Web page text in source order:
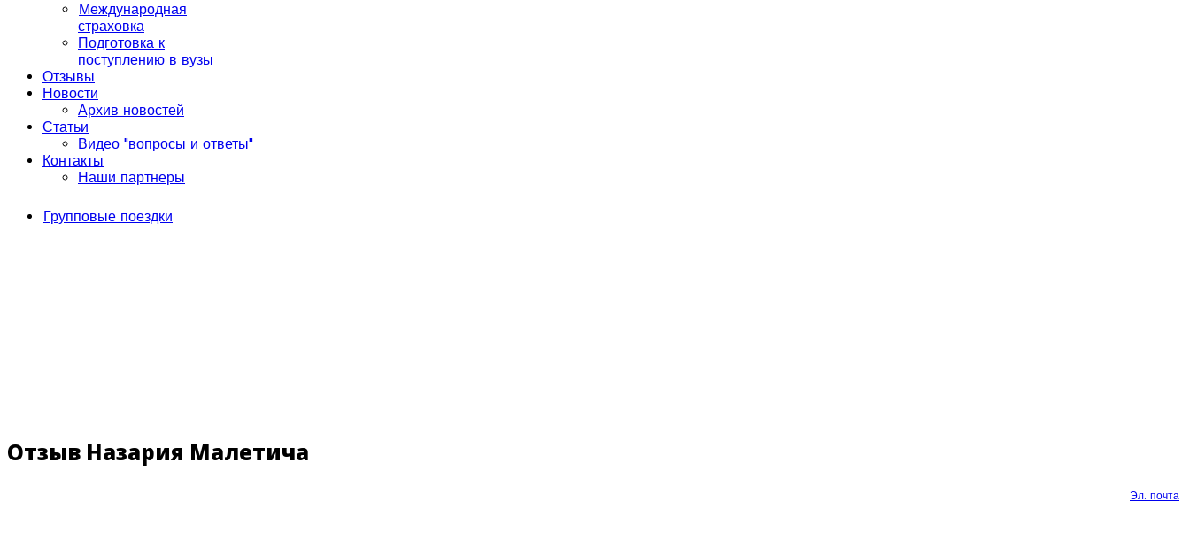
Международная
страховка
Подготовка к
поступлению в вузы
Отзывы
Новости
Архив новостей
Статьи
Видео "вопросы и ответы"
Контакты
Наши партнеры
Групповые поездки
Отзыв Назария Малетича
Эл. почта